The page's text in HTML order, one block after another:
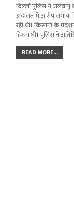
दिल्ली पुलिस ने जलवायु
अदालत में आरोप लगाया
रही थी। किसानों के
हिस्सा थी। पुलिस ने
READ MORE...